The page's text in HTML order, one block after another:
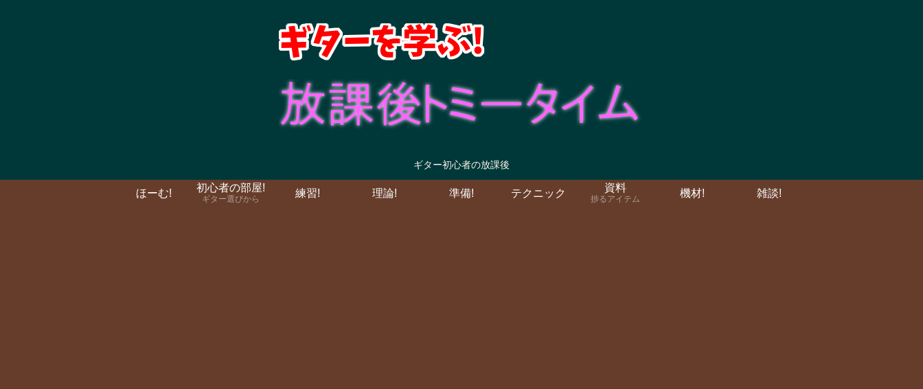
ギター初心者の放課後
ほーむ!
初心者の部屋!
ギター選びから
練習! 理論! 準備! テクニック
資料
捗るアイテム
機材! 雑談!